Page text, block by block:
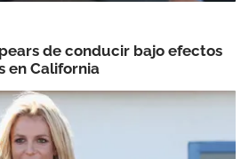
de conducir bajo efectos
en California